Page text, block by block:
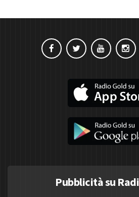
Pubblicità su